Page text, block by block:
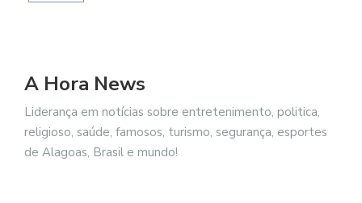
A Hora News
Liderança em notícias sobre entretenimento, politica,
religioso, saúde, famosos, turismo, segurança, esportes
de Alagoas, Brasil e mundo!